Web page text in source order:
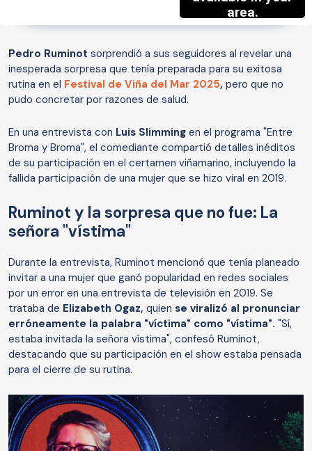
Pedro Ruminot sorprendió a sus seguidores al revelar una
inesperada sorpresa que tenía preparada para su exitosa
rutina en el Festival de Viña del Mar 2025, pero que no
pudo concretar por razones de salud.
En una entrevista con Luis Slimming en el programa "Entre
Broma y Broma", el comediante compartió detalles inéditos
de su participación en el certamen viñamarino, incluyendo la
fallida participación de una mujer que se hizo viral en 2019.
Ruminot y la sorpresa que no fue: La
señora "vístima"
Durante la entrevista, Ruminot mencionó que tenía planeado
invitar a una mujer que ganó popularidad en redes sociales
por un error en una entrevista de televisión en 2019. Se
trataba de Elizabeth Ogaz, quien se viralizó al pronunciar
erróneamente la palabra "víctima" como "vístima". "Sí,
estaba invitada la señora vístima", confesó Ruminot,
destacando que su participación en el show estaba pensada
para el cierre de su rutina.